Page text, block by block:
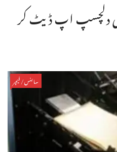
دلچسپ اپ ڈیٹ کر
سائنس/فیچر